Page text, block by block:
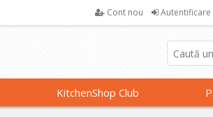
Cont nou Autentificare
KitchenShop Club